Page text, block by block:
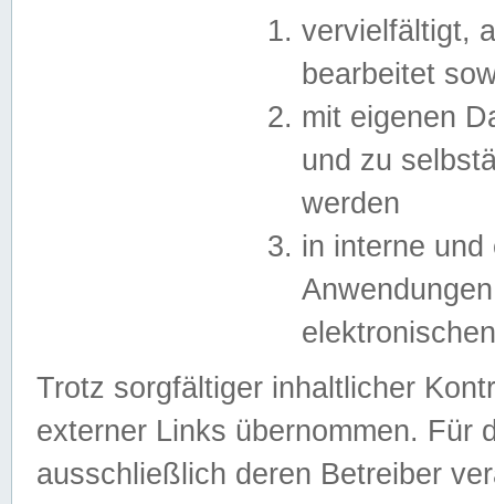
vervielfältigt,
bearbeitet
mit eigenen
und zu
werden
in interne
Trotz sorgfältiger inhaltlicher
externer Links übernommen. Für
ausschließlich deren Betreiber